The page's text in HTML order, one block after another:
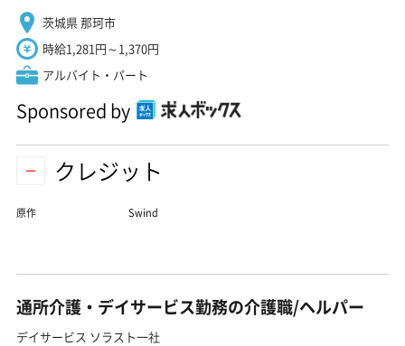
茨城県 那珂市
時給1,281円～1,370円
アルバイト・パート
Sponsored by
クレジット
原作 Swind
通所介護・デイサービス勤務の介護職/ヘルパー
デイサービス ソラスト一社